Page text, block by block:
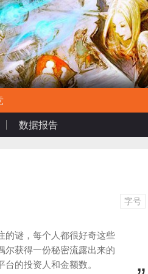
数据报告
字号
的谜，每个人都很好奇这些
尔获得一份秘密流露出来的
的投资人和金额数。